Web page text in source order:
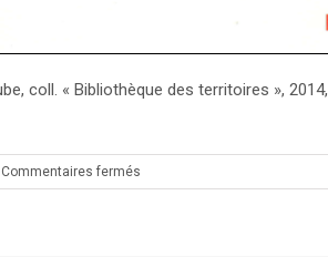
coll. « Bibliothèque des territoires »,
Commentaires fermés
Parution